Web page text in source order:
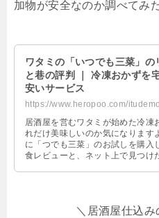
加物が安全なのか調べてみ
ワタミの「いつでも三菜」の
と巷の評判 ｜ 冷凍おかずを
安いサービス
https://www.heropoo.com/
居酒屋を営むワタミが始めた冷凍
れだけ美味しいのか気になります
に「つでも三菜」のお試しを購入
食レビューと、ネット上で見つけ
＼居酒屋仕込み